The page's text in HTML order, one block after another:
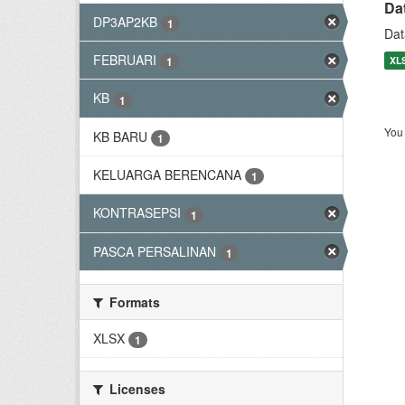
DP3AP2KB 1
FEBRUARI 1
KB 1
KB BARU 1
KELUARGA BERENCANA 1
KONTRASEPSI 1
PASCA PERSALINAN 1
Formats
XLSX
1
Licenses